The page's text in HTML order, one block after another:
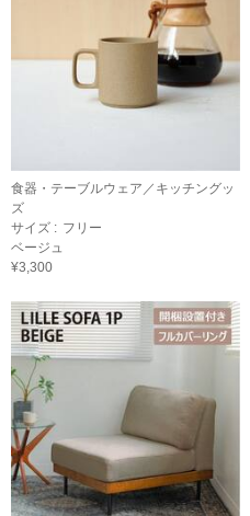
食器・テーブルウェア／キッチングッ
ズ
サイズ : フリー
ベージュ
¥3,300